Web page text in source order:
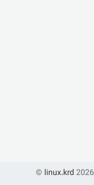
© linux.krd